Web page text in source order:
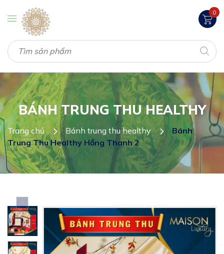
0
BÁNH TRUNG THU HEALTHY
Trang chủ Bánh trung thu healthy
Bánh
Trung Thu Healthy Hồng Thanh 2